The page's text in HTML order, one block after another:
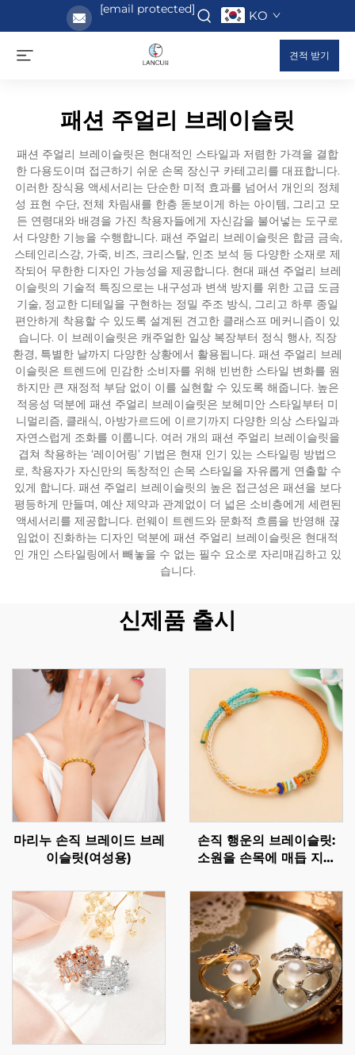
[email protected] KO
견적 받기
패션 주얼리 브레이슬릿
패션 주얼리 브레이슬릿은 현대적인 스타일과 저렴한 가격을 결합
한 다용도이며 접근하기 쉬운 손목 장신구 카테고리를 대표합니다.
이러한 장식용 액세서리는 단순한 미적 효과를 넘어서 개인의 정체
성 표현 수단, 전체 차림새를 한층 돋보이게 하는 아이템, 그리고 모
든 연령대와 배경을 가진 착용자들에게 자신감을 불어넣는 도구로
서 다양한 기능을 수행합니다. 패션 주얼리 브레이슬릿은 합금 금속,
스테인리스강, 가죽, 비즈, 크리스탈, 인조 보석 등 다양한 소재로 제
작되어 무한한 디자인 가능성을 제공합니다. 현대 패션 주얼리 브레
이슬릿의 기술적 특징으로는 내구성과 변색 방지를 위한 고급 도금
기술, 정교한 디테일을 구현하는 정밀 주조 방식, 그리고 하루 종일
편안하게 착용할 수 있도록 설계된 견고한 클래스프 메커니즘이 있
습니다. 이 브레이슬릿은 캐주얼한 일상 복장부터 정식 행사, 직장
환경, 특별한 날까지 다양한 상황에서 활용됩니다. 패션 주얼리 브레
이슬릿은 트렌드에 민감한 소비자를 위해 빈번한 스타일 변화를 원
하지만 큰 재정적 부담 없이 이를 실현할 수 있도록 해줍니다. 높은
적응성 덕분에 패션 주얼리 브레이슬릿은 보헤미안 스타일부터 미
니멀리즘, 클래식, 아방가르드에 이르기까지 다양한 의상 스타일과
자연스럽게 조화를 이룹니다. 여러 개의 패션 주얼리 브레이슬릿을
겹쳐 착용하는 ‘레이어링’ 기법은 현재 인기 있는 스타일링 방법으
로, 착용자가 자신만의 독창적인 손목 스타일을 자유롭게 연출할 수
있게 합니다. 패션 주얼리 브레이슬릿의 높은 접근성은 패션을 보다
평등하게 만들며, 예산 제약과 관계없이 더 넓은 소비층에게 세련된
액세서리를 제공합니다. 런웨이 트렌드와 문화적 흐름을 반영해 끊
임없이 진화하는 디자인 덕분에 패션 주얼리 브레이슬릿은 현대적
인 개인 스타일링에서 빼놓을 수 없는 필수 요소로 자리매김하고 있
습니다.
신제품 출시
마리누 손직 브레이드 브레
이슬릿(여성용)
손직 행운의 브레이슬릿:
소원을 손목에 매듭 지어